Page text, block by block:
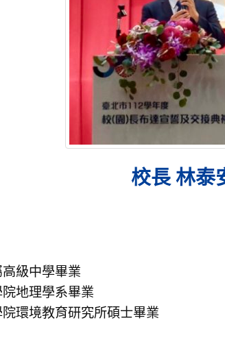
校長 林泰
級中學畢業
地理學系畢業
環境教育研究所碩士畢業